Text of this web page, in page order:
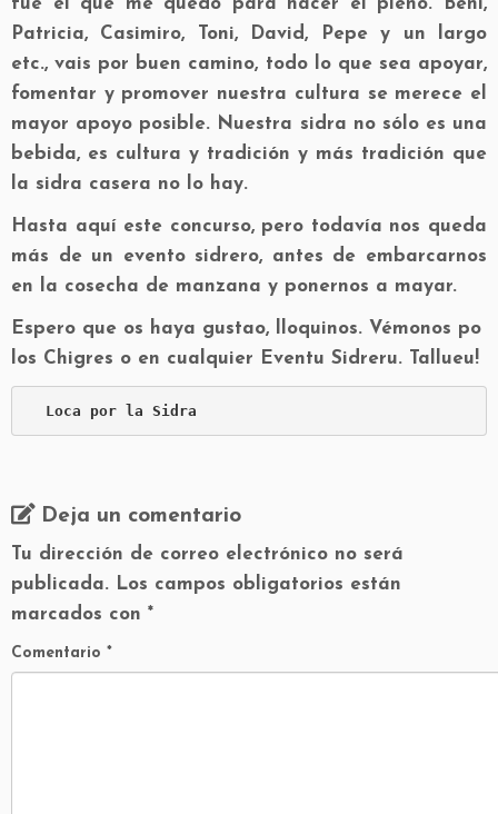
fue el que me quedó para hacer el pleno. Beni,
Patricia, Casimiro, Toni, David, Pepe y un largo
etc., vais por buen camino, todo lo que sea apoyar,
fomentar y promover nuestra cultura se merece el
mayor apoyo posible. Nuestra sidra no sólo es una
bebida, es cultura y tradición y más tradición que
la sidra casera no lo hay.
Hasta aquí este concurso, pero todavía nos queda
más de un evento sidrero, antes de embarcarnos
en la cosecha de manzana y ponernos a mayar.
Espero que os haya gustao, lloquinos. Vémonos po
los Chigres o en cualquier Eventu Sidreru. Tallueu!
Loca por la Sidra
Deja un comentario
Tu dirección de correo electrónico no será
publicada. Los campos obligatorios están
marcados con *
Comentario *